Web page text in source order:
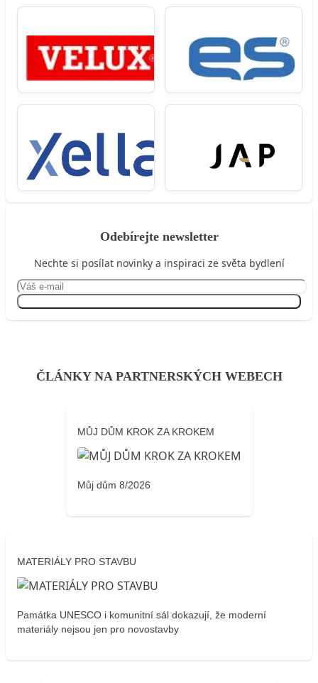
Odebírejte newsletter
Nechte si posílat novinky a inspiraci ze světa bydlení
ČLÁNKY NA PARTNERSKÝCH WEBECH
MŮJ DŮM KROK ZA KROKEM
Můj dům 8/2026
MATERIÁLY PRO STAVBU
Památka UNESCO i komunitní sál dokazují, že moderní
materiály nejsou jen pro novostavby